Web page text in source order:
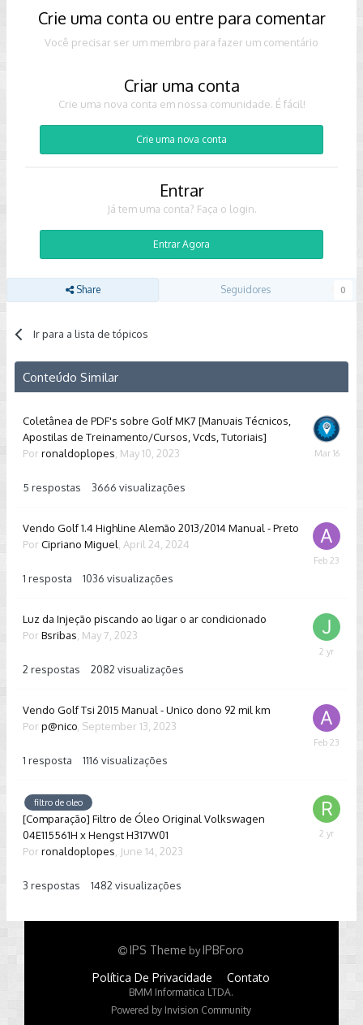
Crie uma conta ou entre para comentar
Você precisar ser um membro para fazer um comentário
Criar uma conta
Crie uma nova conta em nossa comunidade. É fácil!
Crie uma nova conta
Entrar
Já tem uma conta? Faça o login.
Entrar Agora
Share Seguidores 0
Ir para a lista de tópicos
Conteúdo Similar
Coletânea de PDF's sobre Golf MK7 [Manuais Técnicos,
Apostilas de Treinamento/Cursos, Vcds, Tutoriais]
Por ronaldoplopes May 10, 2023
5 respostas 3666 visualizações
March
Vendo Golf 1.4 Highline Alemão 2013/2014 Manual - Preto
Por Cipriano Miguel April 24, 2024
1 resposta 1036 visualizações
February
Luz da Injeção piscando ao ligar o ar condicionado
Por Bsribas May 7, 2023
2 respostas 2082 visualizações
Vendo Golf Tsi 2015 Manual - Unico dono 92 mil km
Por p@nico September 13, 2023
1 resposta 1116 visualizações
February
filtro de oleo
[Comparação] Filtro de Óleo Original Volkswagen
04E115561H x Hengst H317W01
Por ronaldoplopes June 14, 2023
3 respostas 1482 visualizações
IPS Theme byIPBForo
Política De Privacidade Contato
BMM Informatica LTDA.
Powered by Invision Community